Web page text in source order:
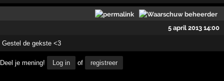
5 april 2013 14:00
Gestel de gekste <3
Deel je mening! Log in of registreer